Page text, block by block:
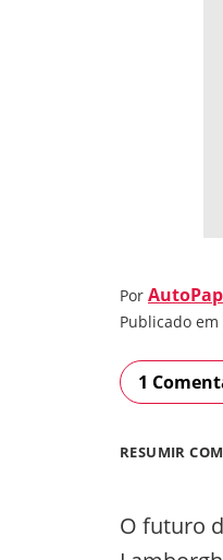
Por
Publicado
1
RESUMIR
O futuro